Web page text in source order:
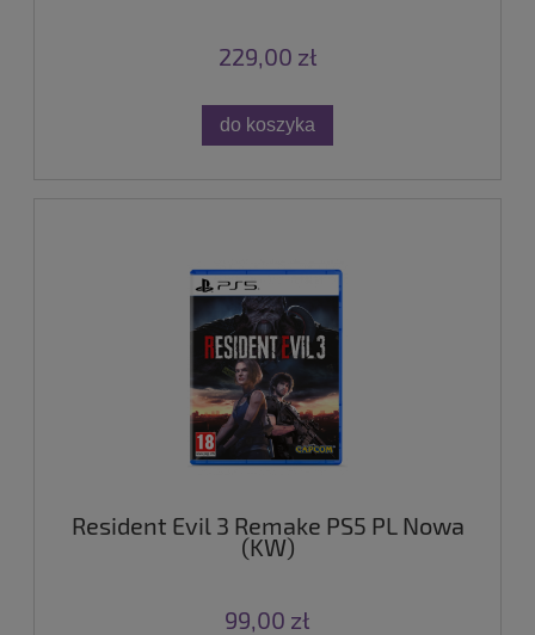
229,00 zł
do koszyka
Resident Evil 3 Remake PS5 PL Nowa
(KW)
99,00 zł